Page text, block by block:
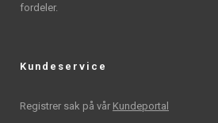
fordeler.
Kundeservice
Registrer sak på vår Kundeportal